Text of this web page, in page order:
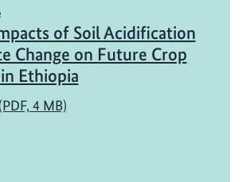
of Soil Acidification
Change on Future Crop
Ethiopia
4 MB)